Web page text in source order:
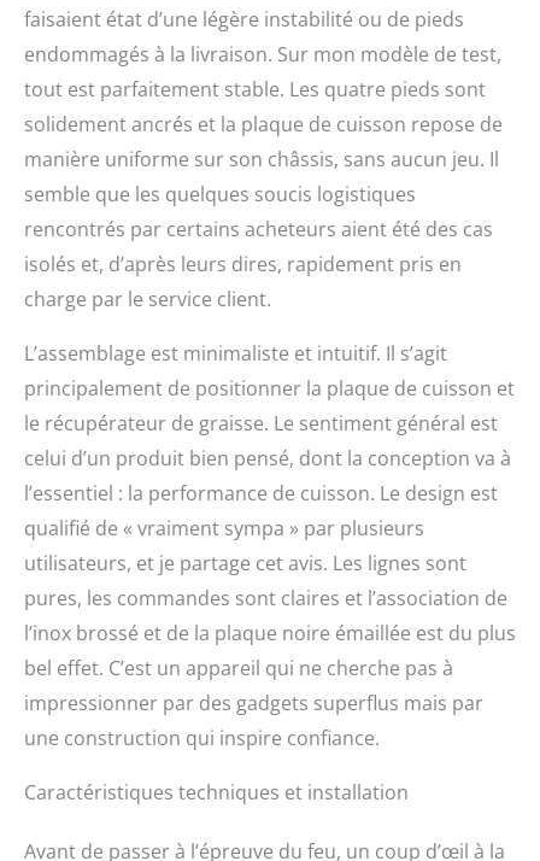
est facile à nettoyer
après utilisation. De plus,
elle peut être alimentée
au gaz propane ou
butane, offrant ainsi une
grande polyvalence. Les
assurent une stabilité
solide lors de la cuisson.
GARANTIE ETENDUE DE 2
ANS : Bénéficiez d'une
garantie étendue de 2
atelier SAV en France,
offrant ainsi la confiance
et la tranquillité d'esprit
pour une utilisation
prolongée et fiable.
faisaient état d’une légère instabilité ou de pieds
endommagés à la livraison. Sur mon modèle de test,
tout est parfaitement stable. Les quatre pieds sont
solidement ancrés et la plaque de cuisson repose de
manière uniforme sur son châssis, sans aucun jeu. Il
semble que les quelques soucis logistiques
rencontrés par certains acheteurs aient été des cas
isolés et, d’après leurs dires, rapidement pris en
charge par le service client.
L’assemblage est minimaliste et intuitif. Il s’agit
principalement de positionner la plaque de cuisson et
le récupérateur de graisse. Le sentiment général est
celui d’un produit bien pensé, dont la conception va à
l’essentiel : la performance de cuisson. Le design est
qualifié de « vraiment sympa » par plusieurs
utilisateurs, et je partage cet avis. Les lignes sont
pures, les commandes sont claires et l’association de
l’inox brossé et de la plaque noire émaillée est du plus
bel effet. C’est un appareil qui ne cherche pas à
impressionner par des gadgets superflus mais par
une construction qui inspire confiance.
Caractéristiques techniques et installation
Avant de passer à l’épreuve du feu, un coup d’œil à la